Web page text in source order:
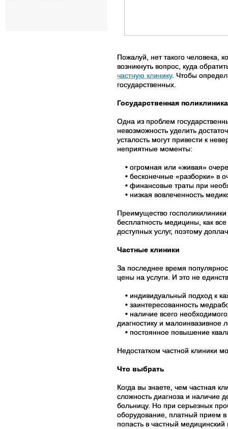
Пожалуй, нет такого человека,
возникнуть вопрос, куда
частную клинику. Чтобы
государственных.
Государственная поликлиника
Одна из проблем
невозможность уделить
усталость могут привести к
неприятные моменты:
• огромная или «живая»
• бесконечные «разборки» в
• финансовые траты при
• низкая вовлеченность
Преимущество
бесплатность медицины, как
доступных услуг, поэтому
Частные клиники
За последнее время
цены на услуги. И это не
• индивидуальный подход к
• заинтересованность
• наличие всего
диагностику и малоинвазивное
• постоянное повышение
Недостатком частной клиники
Что выбрать
Когда вы знаете, чем частная
сложность диагноза и наличие
больницу. Но при серьезных
оборудование, платный прием
попасть в частный